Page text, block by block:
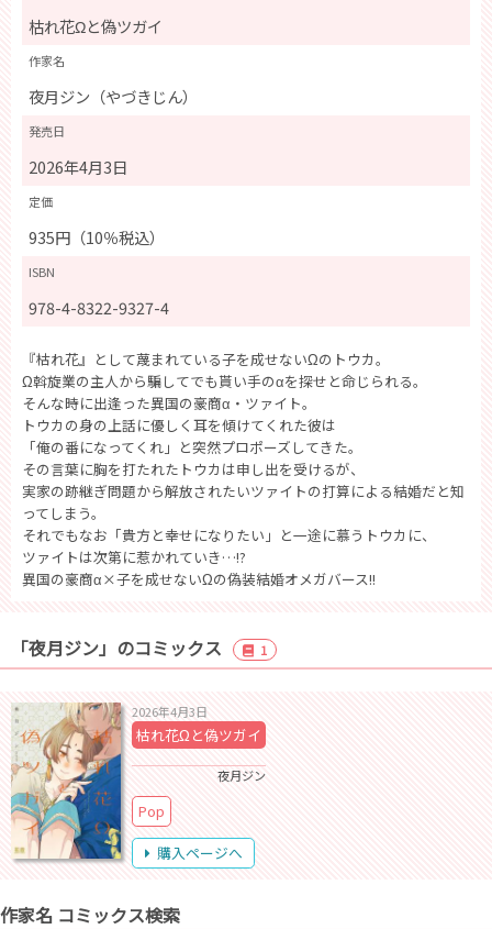
枯れ花Ωと偽ツガイ
作家名
夜月ジン（やづきじん）
発売日
2026年4月3日
定価
935円（10％税込）
ISBN
978-4-8322-9327-4
『枯れ花』として蔑まれている子を成せないΩのトウカ。
Ω斡旋業の主人から騙してでも貰い手のαを探せと命じられる。
そんな時に出逢った異国の豪商α・ツァイト。
トウカの身の上話に優しく耳を傾けてくれた彼は
「俺の番になってくれ」と突然プロポーズしてきた。
その言葉に胸を打たれたトウカは申し出を受けるが、
実家の跡継ぎ問題から解放されたいツァイトの打算による結婚だと知
ってしまう。
それでもなお「貴方と幸せになりたい」と一途に慕うトウカに、
ツァイトは次第に惹かれていき…!?
異国の豪商α×子を成せないΩの偽装結婚オメガバース!!
「夜月ジン」のコミックス 1
2026年4月3日
枯れ花Ωと偽ツガイ
夜月ジン
Pop
購入ページへ
作家名 コミックス検索